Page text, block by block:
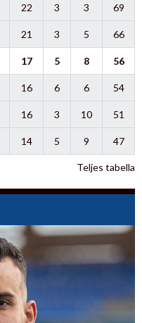
22 3 3 69
21 3 5 66
17 5 8 56
16 6 6 54
16 3 10 51
14 5 9 47
Teljes tabella